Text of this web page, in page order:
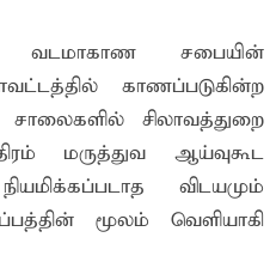
வடமாகாண சபையின்
காணப்படுகின்ற
சிலாவத்துறை
மருத்துவ ஆய்வுகூட
விடயமும்
மூலம் வெளியாகி